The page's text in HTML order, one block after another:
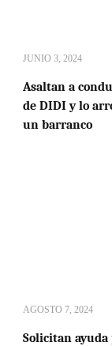
JUNIO 3, 2024
Asaltan a
de DIDI y lo
un barranco
AGOSTO 7, 2024
Solicitan ayuda